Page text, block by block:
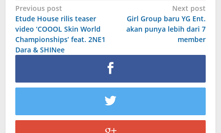
Post
navigation
Previous post
Etude House rilis teaser
video ‘COOOL Skin World
Championships’ feat. 2NE1
Dara & SHINee
Next post
Girl Group baru YG Ent.
akan punya lebih dari 7
member